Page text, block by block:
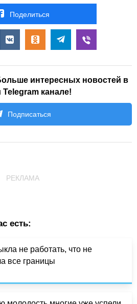
Поделиться
интересных новостей в
канале!
Подписаться
РЕКЛАМА
есть:
не работать, что не
все границы